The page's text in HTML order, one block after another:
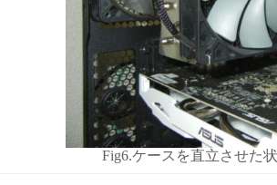
Fig6.ケースを直立させた